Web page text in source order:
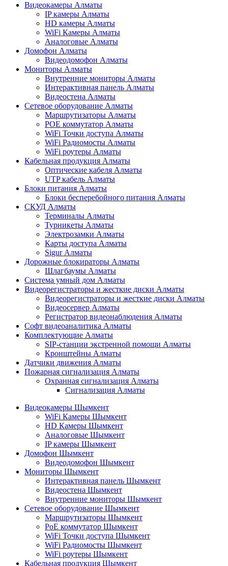
Видеокамеры Алматы
IP камеры Алматы
HD камеры Алматы
WiFi Камеры Алматы
Аналоговые Алматы
Домофон Алматы
Видеодомофон Алматы
Мониторы Алматы
Внутренние мониторы Алматы
Интерактивная панель Алматы
Видеостена Алматы
Сетевое оборудование Алматы
Маршрутизаторы Алматы
POE коммутатор Алматы
WiFi Точки доступа Алматы
WiFi Радиомосты Алматы
WiFi роутеры Алматы
Кабельная продукция Алматы
Оптические кабеля Алматы
UTP кабель Алматы
Блоки питания Алматы
Блоки бесперебойного питания Алматы
СКУД Алматы
Терминалы Алматы
Турникеты Алматы
Электрозамки Алматы
Карты доступа Алматы
Sigur Алматы
Дорожные блокираторы Алматы
Шлагбаумы Алматы
Система умный дом Алматы
Видеорегистраторы и жесткие диски Алматы
Видеорегистраторы и жесткие диски Алматы
Видеосервер Алматы
Регистратор видеонаблюдения Алматы
Софт видеоаналитика Алматы
Комплектующие Алматы
SIP-станции экстренной помощи Алматы
Кронштейны Алматы
Датчики движения Алматы
Пожарная сигнализация Алматы
Охранная сигнализация Алматы
Сигнализация Алматы
Видеокамеры Шымкент
WiFi Камеры Шымкент
HD Камеры Шымкент
Аналоговые Шымкент
IP камеры Шымкент
Домофон Шымкент
Видеодомофон Шымкент
Мониторы Шымкент
Интерактивная панель Шымкент
Видеостена Шымкент
Внутренние мониторы Шымкент
Сетевое оборудование Шымкент
Маршрутизаторы Шымкент
PoE коммутатор Шымкент
WiFi Точки доступа Шымкент
WiFi Радиомосты Шымкент
WiFi роутеры Шымкент
Кабельная продукция Шымкент